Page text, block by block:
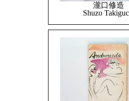
瀧口修造
Shuzo